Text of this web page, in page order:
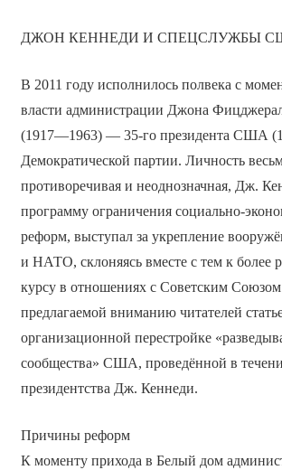
ДЖОН КЕННЕДИ И СПЕЦСЛУЖБЫ
В 2011 году исполнилось полвека с
власти администрации Джона
(1917—1963) — 35-го президента США
Демократической партии. Личность
противоречивая и неоднозначная, Дж.
программу ограничения социально-
реформ, выступал за укрепление
и НАТО, склоняясь вместе с тем к более
курсу в отношениях с Советским
предлагаемой вниманию читателей
организационной перестройке
сообщества» США, проведённой в
президентства Дж. Кеннеди.
Причины реформ
К моменту прихода в Белый дом